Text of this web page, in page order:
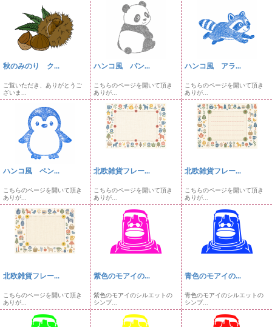
秋のみのり ク...
ご覧いただき、ありがとうご
ざいま...
ハンコ風 パン...
こちらのページを開いて頂き
ありが...
ハンコ風 アラ...
こちらのページを開いて頂き
ありが...
ハンコ風 ペン...
こちらのページを開いて頂き
ありが...
北欧雑貨フレー...
こちらのページを開いて頂き
ありが...
北欧雑貨フレー...
こちらのページを開いて頂き
ありが...
北欧雑貨フレー...
こちらのページを開いて頂き
ありが...
紫色のモアイの...
紫色のモアイのシルエットの
シンプ...
青色のモアイの...
青色のモアイのシルエットの
シンプ...